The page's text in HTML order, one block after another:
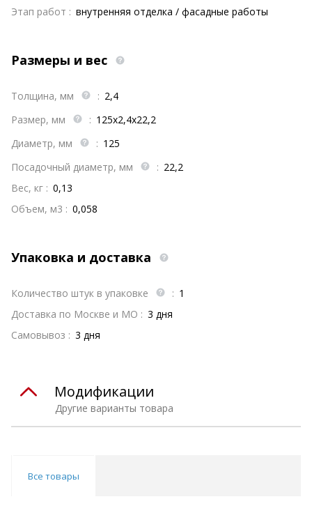
Этап работ : внутренняя отделка / фасадные работы
Размеры и вес
Толщина, мм : 2,4
Размер, мм
: 125х2,4х22,2
Диаметр, мм
: 125
Посадочный диаметр, мм
: 22,2
Вес, кг : 0,13
Объем, м3 : 0,058
Упаковка и доставка
Количество штук в упаковке : 1
Доставка по Москве и МО : 3 дня
Самовывоз : 3 дня
Другие варианты товара
Модификации
Все товары